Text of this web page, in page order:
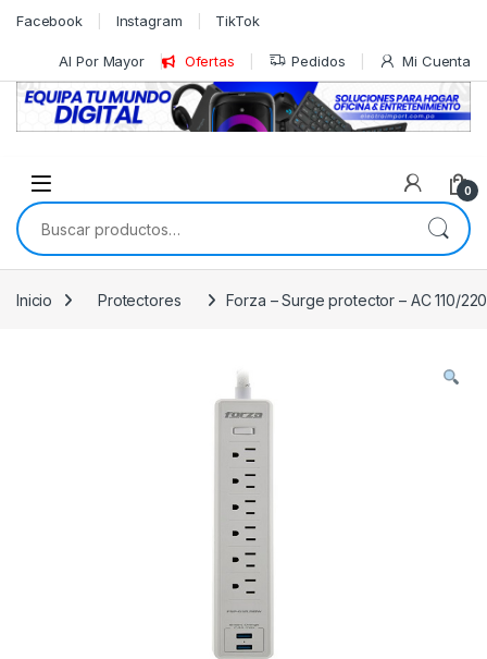
Skip to navigation
Skip to content
Facebook Instagram TikTok
Al Por Mayor Ofertas Pedidos Mi Cuenta
0
Buscar por:
Inicio Protectores Forza – Surge protector – AC 110/